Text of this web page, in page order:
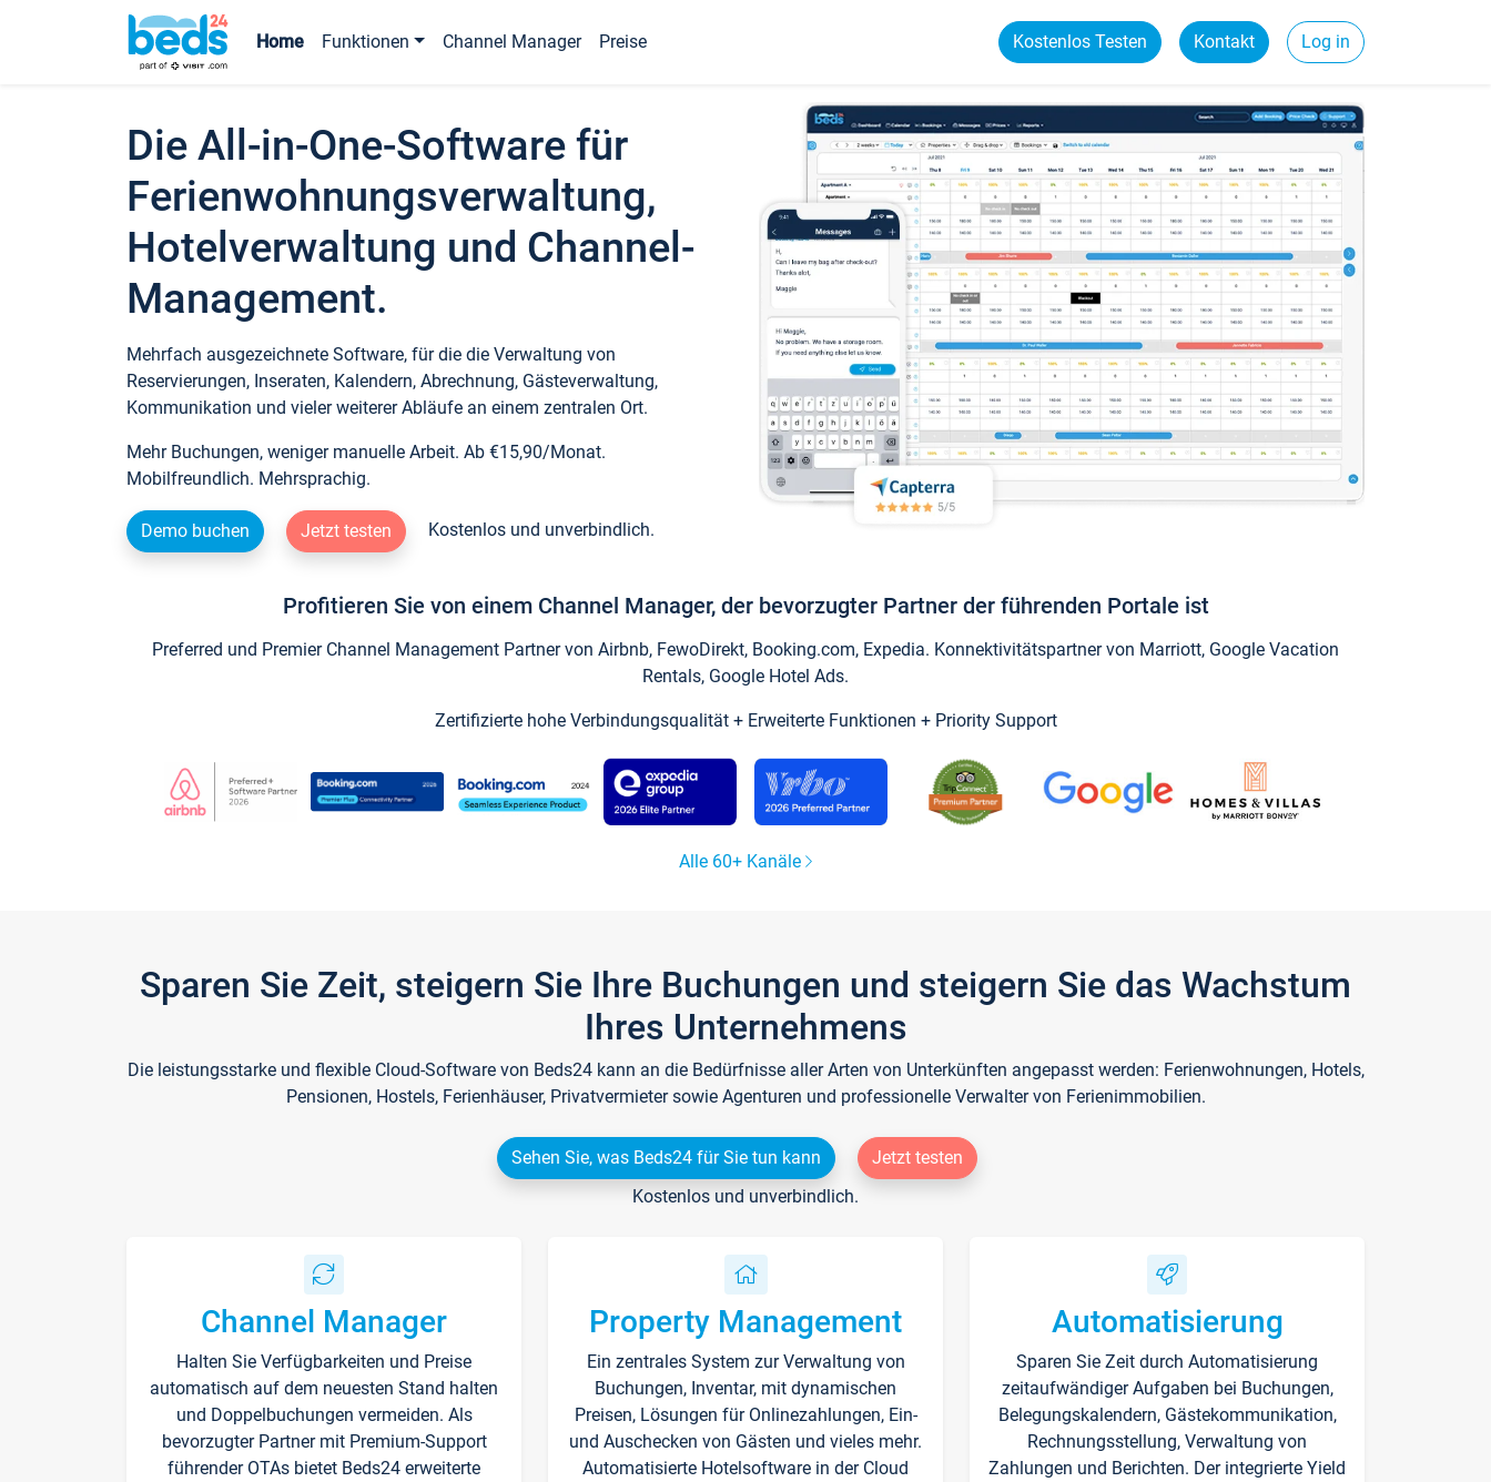
Home Funktionen Channel Manager Preise Kostenlos Testen Kontakt Log in
Die All-in-One-Software für
Ferienwohnungsverwaltung,
Hotelverwaltung und Channel-
Management.
Mehrfach ausgezeichnete Software, für die die Verwaltung von
Reservierungen, Inseraten, Kalendern, Abrechnung, Gästeverwaltung,
Kommunikation und vieler weiterer Abläufe an einem zentralen Ort.
Mehr Buchungen, weniger manuelle Arbeit. Ab €15,90/Monat.
Mobilfreundlich. Mehrsprachig.
Demo buchen Jetzt testen Kostenlos und unverbindlich.
Profitieren Sie von einem Channel Manager, der bevorzugter Partner der führenden Portale ist
Preferred und Premier Channel Management Partner von Airbnb, FewoDirekt, Booking.com, Expedia. Konnektivitätspartner von Marriott, Google Vacation
Rentals, Google Hotel Ads.
Zertifizierte hohe Verbindungsqualität + Erweiterte Funktionen + Priority Support
Alle 60+ Kanäle
Sparen Sie Zeit, steigern Sie Ihre Buchungen und steigern Sie das Wachstum
Ihres Unternehmens
Die leistungsstarke und flexible Cloud-Software von Beds24 kann an die Bedürfnisse aller Arten von Unterkünften angepasst werden: Ferienwohnungen, Hotels,
Pensionen, Hostels, Ferienhäuser, Privatvermieter sowie Agenturen und professionelle Verwalter von Ferienimmobilien.
Sehen Sie, was Beds24 für Sie tun kann
Jetzt testen
Kostenlos und unverbindlich.
Channel Manager
Halten Sie Verfügbarkeiten und Preise
automatisch auf dem neuesten Stand halten
und Doppelbuchungen vermeiden. Als
bevorzugter Partner mit Premium-Support
führender OTAs bietet Beds24 erweiterte
Property Management
Ein zentrales System zur Verwaltung von
Buchungen, Inventar, mit dynamischen
Preisen, Lösungen für Onlinezahlungen, Ein-
und Auschecken von Gästen und vieles mehr.
Automatisierte Hotelsoftware in der Cloud
Automatisierung
Sparen Sie Zeit durch Automatisierung
zeitaufwändiger Aufgaben bei Buchungen,
Belegungskalendern, Gästekommunikation,
Rechnungsstellung, Verwaltung von
Zahlungen und Berichten. Der integrierte Yield